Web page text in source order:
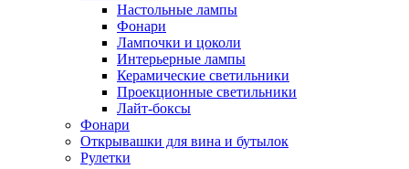
Настольные лампы
Фонари
Лампочки и цоколи
Интерьерные лампы
Керамические светильники
Проекционные светильники
Лайт-боксы
Фонари
Открывашки для вина и бутылок
Рулетки